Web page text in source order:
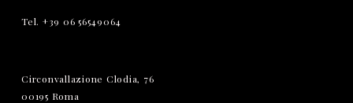
Tel. +39 06 56549064
Circonvallazione Clodia, 76
00195 Roma